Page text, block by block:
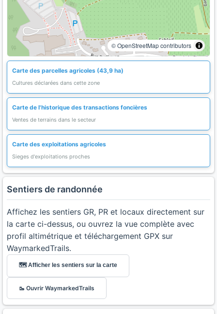
© OpenStreetMap contributors
Carte des parcelles agricoles (43,9 ha)
Cultures déclarées dans cette zone
Carte de l'historique des transactions foncières
Ventes de terrains dans le secteur
Carte des exploitations agricoles
Sieges d'exploitations proches
Sentiers de randonnée
Affichez les sentiers GR, PR et locaux directement sur
la carte ci-dessus, ou ouvrez la vue complète avec
profil altimétrique et téléchargement GPX sur
WaymarkedTrails.
🗺️ Afficher les sentiers sur la carte
🥾 Ouvrir WaymarkedTrails